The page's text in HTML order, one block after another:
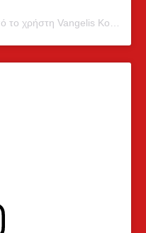
Η δημοσίευση κοινοποιήθηκε από το χρήστη Vangelis Konstantinidis (@vangelis.konstantinidis)